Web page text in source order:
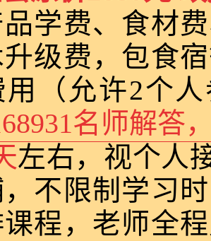
学费、食材
级费，包食
用（允许2个
名师解答
左右，视个人
不限制学习
程，老师全